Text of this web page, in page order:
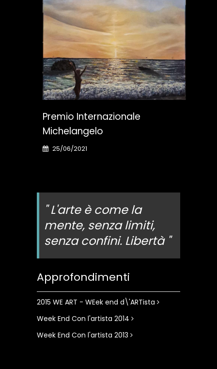
Premio Internazionale
Michelangelo
25/06/2021
" L'arte è come la
mente, senza limiti,
senza confini. Libertà "
Approfondimenti
2015 WE ART - WEek end d\'ARTista
Week End Con l'artista 2014
Week End Con l'artista 2013